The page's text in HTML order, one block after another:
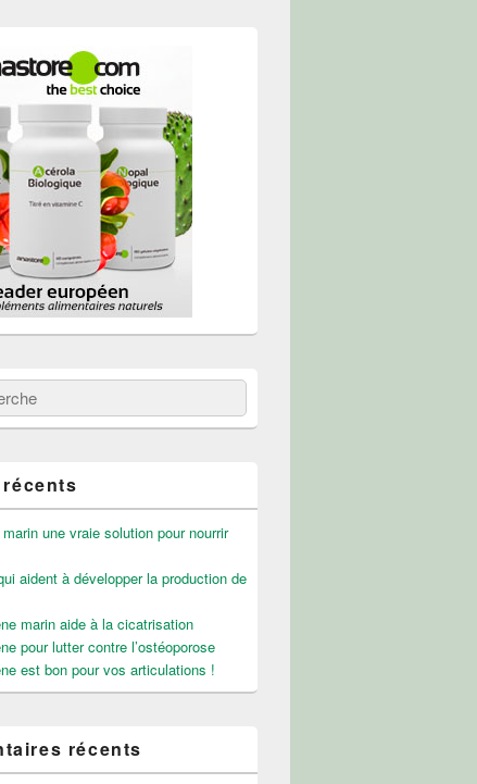
une vraie solution pour nourrir
aident à développer la production de
marin aide à la cicatrisation
pour lutter contre l’ostéoporose
est bon pour vos articulations !
récents